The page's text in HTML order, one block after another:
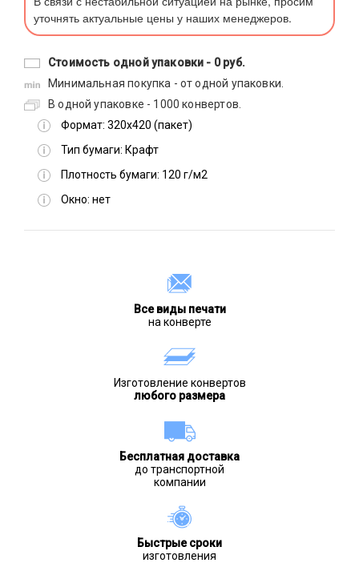
уточнять актуальные цены у наших менеджеров.
Стоимость одной упаковки - 0 руб.
Минимальная покупка - от одной упаковки.
В одной упаковке - 1000 конвертов.
Формат: 320х420 (пакет)
Тип бумаги: Крафт
Плотность бумаги: 120 г/м2
Окно: нет
Все виды печати
на конверте
Изготовление конвертов
любого размера
Бесплатная доставка
до транспортной
компании
Быстрые сроки
изготовления